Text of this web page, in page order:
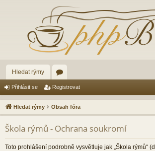
Hledat rýmy
ór
a
Přihlásit se Registrovat
Hledat rýmy Obsah fóra
Škola rýmů - Ochrana soukromí
Toto prohlášení podrobně vysvětluje jak „Škola rýmů“